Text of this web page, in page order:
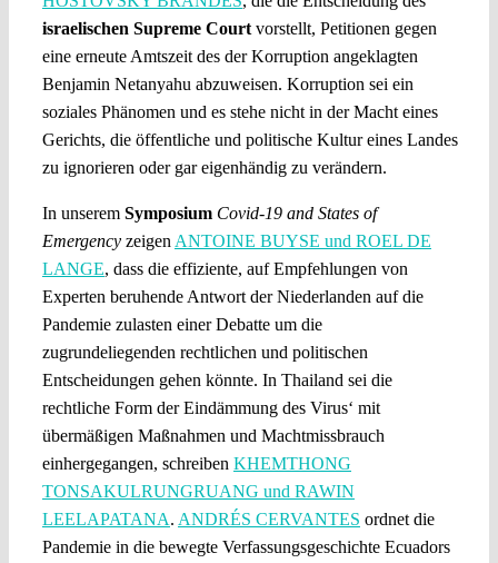
israelischen Supreme Courtvorstellt, Petitionen gegen
eine erneute Amtszeit des der Korruption angeklagten
Benjamin Netanyahu abzuweisen. Korruption sei ein
soziales Phänomen und es stehe nicht in der Macht eines
Gerichts, die öffentliche und politische Kultur eines Landes
zu ignorieren oder gar eigenhändig zu verändern.
In unserem Symposium Covid-19 and States of
Emergencyzeigen ANTOINE BUYSE und ROEL DE
LANGE, dass die effiziente, auf Empfehlungen von
Experten beruhende Antwort der Niederlanden auf die
Pandemie zulasten einer Debatte um die
zugrundeliegenden rechtlichen und politischen
Entscheidungen gehen könnte. In Thailand sei die
rechtliche Form der Eindämmung des Virus‘ mit
übermäßigen Maßnahmen und Machtmissbrauch
einhergegangen, schreiben KHEMTHONG
TONSAKULRUNGRUANG und RAWIN
LEELAPATANA. ANDRÉS CERVANTES ordnet die
Pandemie in die bewegte Verfassungsgeschichte Ecuadors